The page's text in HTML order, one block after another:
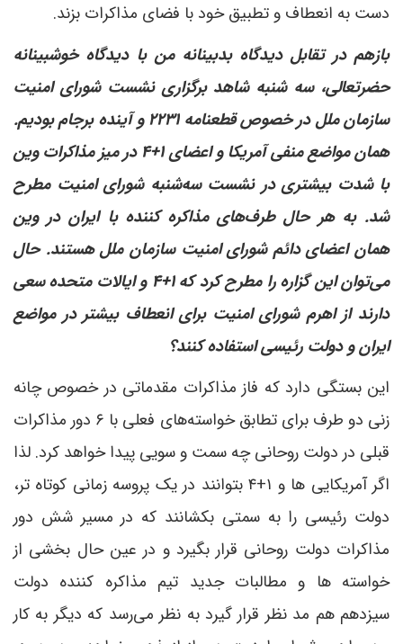
دست به انعطاف و تطبیق خود با فضای مذاکرات بزند.
بازهم در تقابل دیدگاه بدبینانه من با دیدگاه خوشبینانه
حضرتعالی، سه شنبه شاهد برگزاری نشست شورای امنیت
سازمان ملل در خصوص قطعنامه ۲۲۳۱ و آینده برجام بودیم.
همان مواضع منفی آمریکا و اعضای ۱+۴ در میز مذاکرات وین
با شدت بیشتری در نشست سه‌شنبه شورای امنیت مطرح
شد. به هر حال طرف‌های مذاکره کننده با ایران در وین
همان اعضای دائم شورای امنیت سازمان ملل هستند. حال
می‌توان این گزاره را مطرح کرد که ۱+۴ و ایالات متحده سعی
دارند از اهرم شورای امنیت برای انعطاف بیشتر در مواضع
ایران و دولت رئیسی استفاده کنند؟
این بستگی دارد که فاز مذاکرات مقدماتی در خصوص چانه
زنی دو طرف برای تطابق خواسته‌های فعلی با ۶ دور مذاکرات
قبلی در دولت روحانی چه سمت و سویی پیدا خواهد کرد. لذا
اگر آمریکایی ها و ۱+۴ بتوانند در یک پروسه زمانی کوتاه تر،
دولت رئیسی را به سمتی بکشانند که در مسیر شش دور
مذاکرات دولت روحانی قرار بگیرد و در عین حال بخشی از
خواسته ها و مطالبات جدید تیم مذاکره کننده دولت
سیزدهم هم مد نظر قرار گیرد به نظر می‌رسد که دیگر به کار